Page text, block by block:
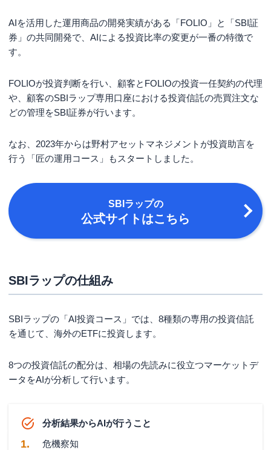
Q.SBIラップはすぐに換金できる？
Q.ETFの分配金は再投資される？
まとめ
AIを活用した運用商品の開発実績がある「FOLIO」と「SBI証
券」の共同開発で、AIによる投資比率の変更が一番の特徴で
す。
FOLIOが投資判断を行い、顧客とFOLIOの投資一任契約の代理
や、顧客のSBIラップ専用口座における投資信託の売買注文な
どの管理をSBI証券が行います。
なお、2023年からは野村アセットマネジメントが投資助言を
行う「匠の運用コース」もスタートしました。
SBIラップの
公式サイトはこちら
SBIラップの仕組み
SBIラップの「AI投資コース」では、8種類の専用の投資信託
を通じて、海外のETFに投資します。
8つの投資信託の配分は、相場の先読みに役立つマーケットデ
ータをAIが分析して行います。
分析結果からAIが行うこと
危機察知